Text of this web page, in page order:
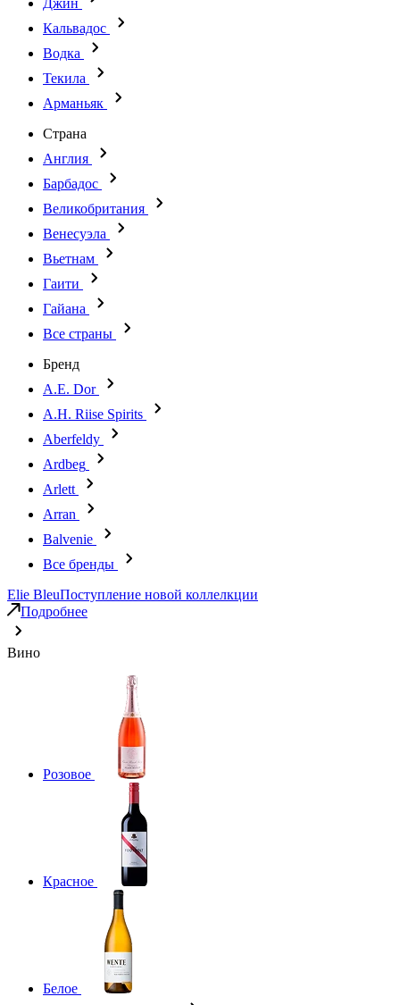
Джин
Кальвадос
Водка
Текила
Арманьяк
Страна
Англия
Барбадос
Великобритания
Венесуэла
Вьетнам
Гаити
Гайана
Все страны
Бренд
A.E. Dor
A.H. Riise Spirits
Aberfeldy
Ardbeg
Arlett
Arran
Balvenie
Все бренды
Elie BleuПоступление новой коллелкции
Подробнее
Вино
Розовое
Красное
Белое